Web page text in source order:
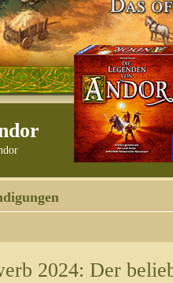
2024: Der